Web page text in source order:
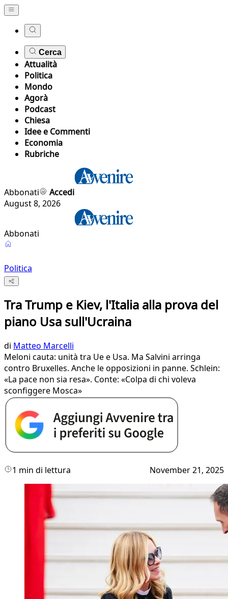
Cerca
Attualità
Politica
Mondo
Agorà
Podcast
Chiesa
Idee e Commenti
Economia
Rubriche
Abbonati
Accedi
August 8, 2026
Abbonati
Politica
Tra Trump e Kiev, l'Italia alla prova del
piano Usa sull'Ucraina
di Matteo Marcelli
Meloni cauta: unità tra Ue e Usa. Ma Salvini arringa
contro Bruxelles. Anche le opposizioni in panne. Schlein:
«La pace non sia resa». Conte: «Colpa di chi voleva
sconfiggere Mosca»
1 min di lettura November 21, 2025